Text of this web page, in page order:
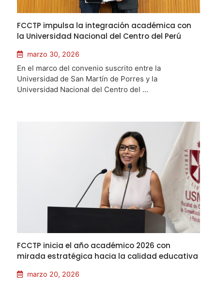
FCCTP impulsa la integración académica con
la Universidad Nacional del Centro del Perú
marzo 30, 2026
En el marco del convenio suscrito entre la
Universidad de San Martín de Porres y la
Universidad Nacional del Centro del ...
FCCTP inicia el año académico 2026 con
mirada estratégica hacia la calidad educativa
marzo 20, 2026